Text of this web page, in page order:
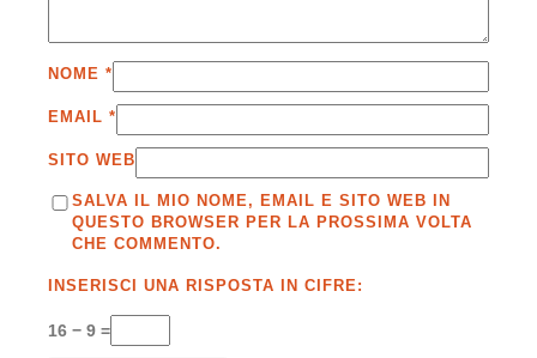
NOME *
EMAIL *
SITO WEB
SALVA IL MIO NOME, EMAIL E SITO WEB IN
QUESTO BROWSER PER LA PROSSIMA VOLTA
CHE COMMENTO.
INSERISCI UNA RISPOSTA IN CIFRE:
16 − 9 =